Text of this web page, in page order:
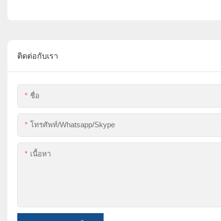
ติดต่อกับเรา
ชื่อ
โทรศัพท์/whatsapp/skype
เนื้อหา